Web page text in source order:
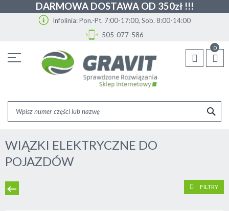
DARMOWA DOSTAWA OD 350zł !!!
Infolinia: Pon.-Pt. 7:00-17:00, Sob. 8:00-14:00
505-077-586
treści
0
WIĄZKI ELEKTRYCZNE DO
POJAZDÓW
FILTRY